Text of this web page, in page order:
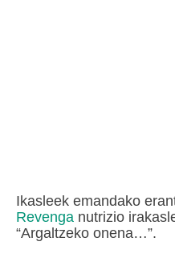
Ikasleek emandako
Revenga nutrizio
“Argaltzeko onena…”.